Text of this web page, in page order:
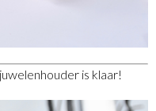
is klaar!